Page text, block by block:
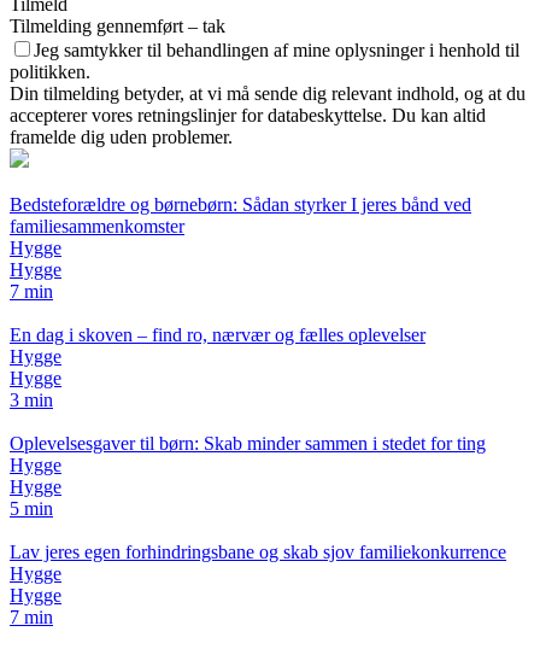
Tilmeld
Tilmelding gennemført – tak
Jeg samtykker til behandlingen af mine oplysninger i henhold til
politikken.
Din tilmelding betyder, at vi må sende dig relevant indhold, og at du
accepterer vores retningslinjer for databeskyttelse. Du kan altid
framelde dig uden problemer.
Bedsteforældre og børnebørn: Sådan styrker I jeres bånd ved
familiesammenkomster
Hygge
Hygge
7 min
En dag i skoven – find ro, nærvær og fælles oplevelser
Hygge
Hygge
3 min
Oplevelsesgaver til børn: Skab minder sammen i stedet for ting
Hygge
Hygge
5 min
Lav jeres egen forhindringsbane og skab sjov familiekonkurrence
Hygge
Hygge
7 min